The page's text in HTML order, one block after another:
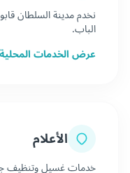
نخدم مدينة السلطان
الباب.
عرض الخدمات المحلية
الأعلام
خدمات غسيل وتنظيف